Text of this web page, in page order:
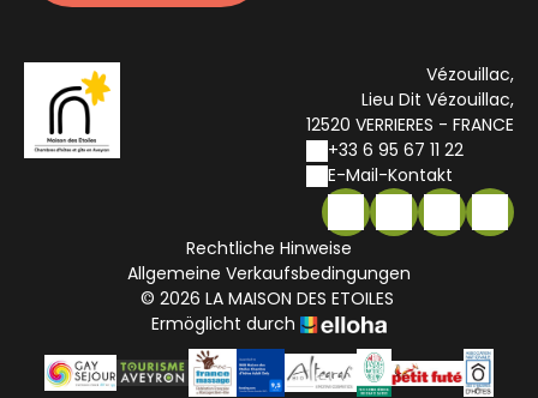
Vézouillac,
Lieu Dit Vézouillac,
12520 VERRIERES - FRANCE
+33 6 95 67 11 22
E-Mail-Kontakt
Rechtliche Hinweise
Allgemeine Verkaufsbedingungen
© 2026 LA MAISON DES ETOILES
Ermöglicht durch